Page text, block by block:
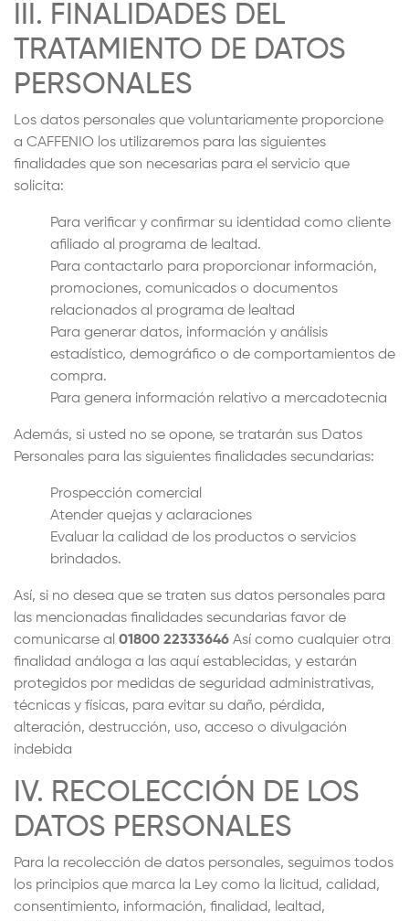
III. FINALIDADES DEL
TRATAMIENTO DE DATOS
PERSONALES
Los datos personales que voluntariamente proporcione
a CAFFENIO los utilizaremos para las siguientes
finalidades que son necesarias para el servicio que
solicita:
Para verificar y confirmar su identidad como cliente
afiliado al programa de lealtad.
Para contactarlo para proporcionar información,
promociones, comunicados o documentos
relacionados al programa de lealtad
Para generar datos, información y análisis
estadístico, demográfico o de comportamientos de
compra.
Para genera información relativo a mercadotecnia
Además, si usted no se opone, se tratarán sus Datos
Personales para las siguientes finalidades secundarias:
Prospección comercial
Atender quejas y aclaraciones
Evaluar la calidad de los productos o servicios
brindados.
Así, si no desea que se traten sus datos personales para
las mencionadas finalidades secundarias favor de
comunicarse al 01800 22333646 Así como cualquier otra
finalidad análoga a las aquí establecidas, y estarán
protegidos por medidas de seguridad administrativas,
técnicas y físicas, para evitar su daño, pérdida,
alteración, destrucción, uso, acceso o divulgación
indebida
IV. RECOLECCIÓN DE LOS
DATOS PERSONALES
Para la recolección de datos personales, seguimos todos
los principios que marca la Ley como la licitud, calidad,
consentimiento, información, finalidad, lealtad,